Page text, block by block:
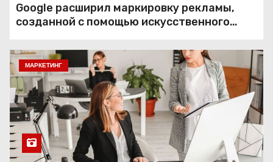
В Беларуси бизнес начал
пересматривать подходы к
маркетингу и digital-
рекламе
Google расширил маркировку рекламы,
созданной с помощью искусственного
МАРКЕТИНГ